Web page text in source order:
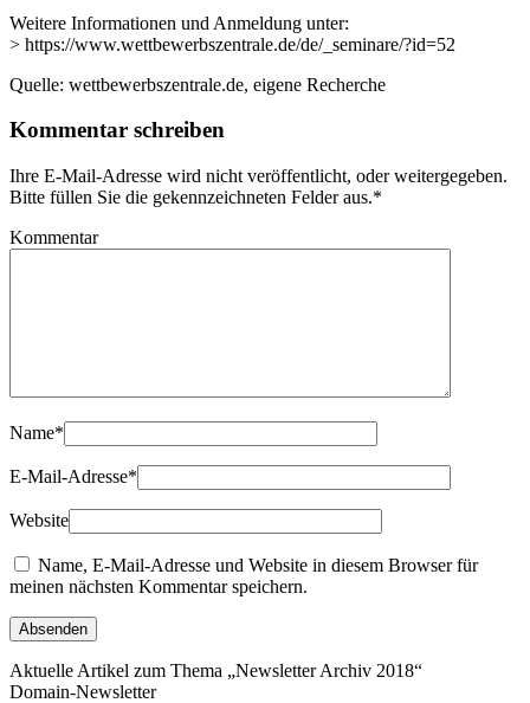
Weitere Informationen und Anmeldung unter:
> https://www.wettbewerbszentrale.de/de/_seminare/?id=52
Quelle: wettbewerbszentrale.de, eigene Recherche
Kommentar schreiben
Ihre E-Mail-Adresse wird nicht veröffentlicht, oder weitergegeben.
Bitte füllen Sie die gekennzeichneten Felder aus.*
Kommentar
Name*
E-Mail-Adresse*
Website
Name, E-Mail-Adresse und Website in diesem Browser für
meinen nächsten Kommentar speichern.
Aktuelle Artikel zum Thema „Newsletter Archiv 2018“
Domain-Newsletter